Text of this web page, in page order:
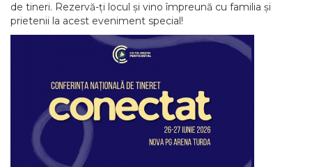
de tineri. Rezervă-ți locul și vino împreună cu familia și
prietenii la acest eveniment special!